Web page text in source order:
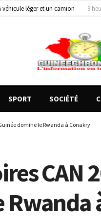
véhicule léger et un camion
9
12 engins saisis par les
SPORT SOCIÉTÉ
domine le Rwanda à Conakry
CAN
Rwanda